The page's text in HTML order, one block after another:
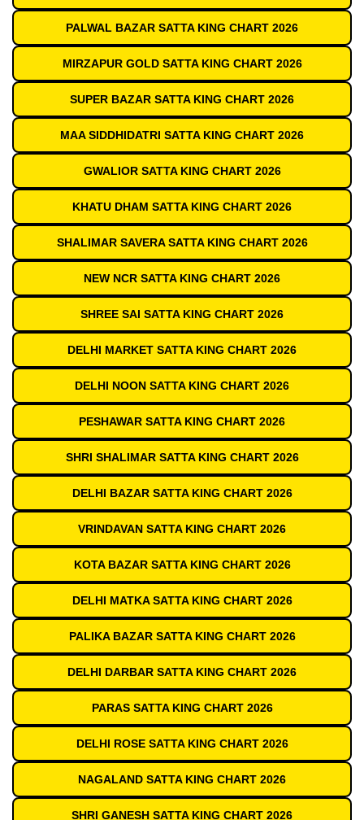
PALWAL BAZAR SATTA KING CHART 2026
MIRZAPUR GOLD SATTA KING CHART 2026
SUPER BAZAR SATTA KING CHART 2026
MAA SIDDHIDATRI SATTA KING CHART 2026
GWALIOR SATTA KING CHART 2026
KHATU DHAM SATTA KING CHART 2026
SHALIMAR SAVERA SATTA KING CHART 2026
NEW NCR SATTA KING CHART 2026
SHREE SAI SATTA KING CHART 2026
DELHI MARKET SATTA KING CHART 2026
DELHI NOON SATTA KING CHART 2026
PESHAWAR SATTA KING CHART 2026
SHRI SHALIMAR SATTA KING CHART 2026
DELHI BAZAR SATTA KING CHART 2026
VRINDAVAN SATTA KING CHART 2026
KOTA BAZAR SATTA KING CHART 2026
DELHI MATKA SATTA KING CHART 2026
PALIKA BAZAR SATTA KING CHART 2026
DELHI DARBAR SATTA KING CHART 2026
PARAS SATTA KING CHART 2026
DELHI ROSE SATTA KING CHART 2026
NAGALAND SATTA KING CHART 2026
SHRI GANESH SATTA KING CHART 2026